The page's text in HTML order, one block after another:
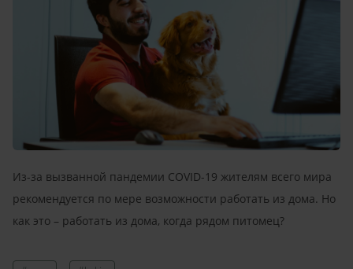
Из-за вызванной пандемии COVID-19 жителям всего мира
рекомендуется по мере возможности работать из дома. Но
как это – работать из дома, когда рядом питомец?